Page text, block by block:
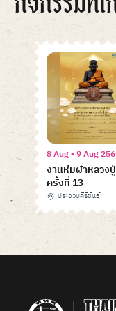
8 Aug - 9 Aug
งานห่มผ้าหลวง
ครั้งที่ 13
ประจวบคีรีขันธ์
of